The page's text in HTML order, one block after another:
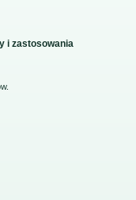
i zastosowania